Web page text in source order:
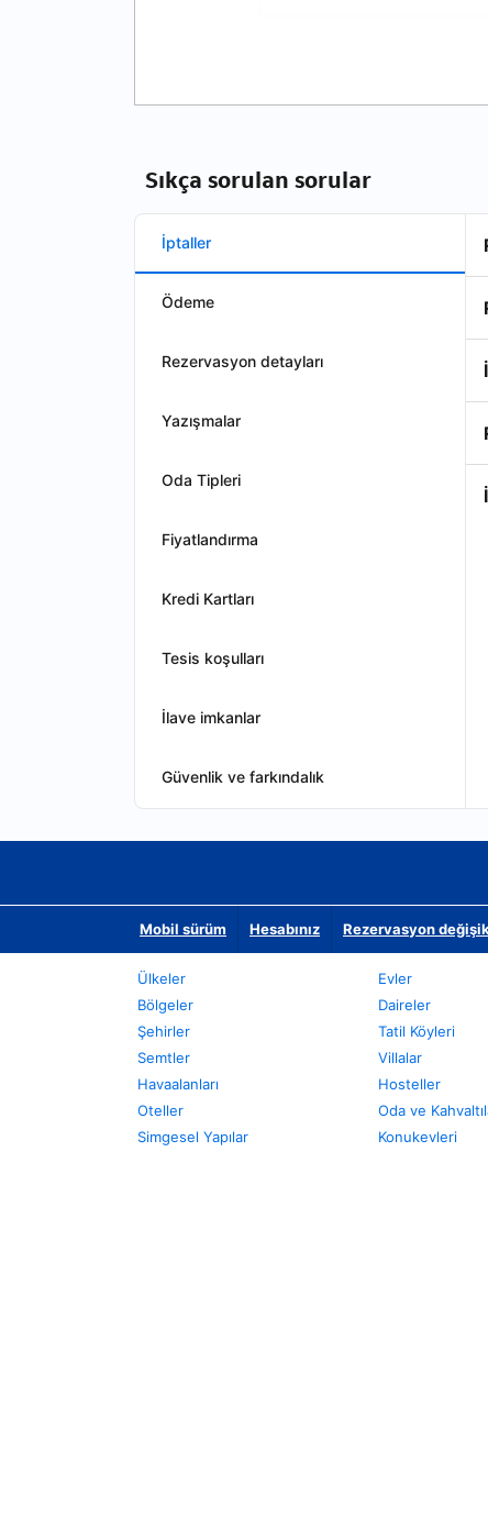
Sıkça sorulan sorular
İptaller
Ödeme
Rezervasyon detayları
Yazışmalar
Oda Tipleri
Fiyatlandırma
Kredi Kartları
Tesis koşulları
İlave imkanlar
Güvenlik ve farkındalık
Mobil sürüm Hesabınız Rezervasyon
Ülkeler
Bölgeler
Şehirler
Semtler
Havaalanları
Oteller
Simgesel Yapılar
Evler
Daireler
Tatil Köyleri
Villalar
Hosteller
Oda ve
Konukevleri